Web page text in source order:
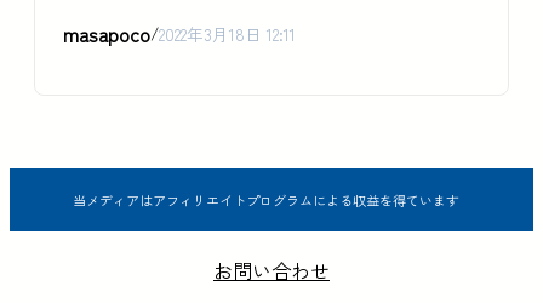
masapoco/2022年3月18日 12:11
当メディアはアフィリエイトプログラムによる収益を得ています
お問い合わせ